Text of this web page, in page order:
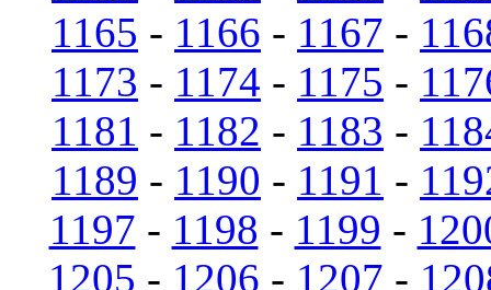
1165 - 1166 - 1167 -
1173 - 1174 - 1175 -
1181 - 1182 - 1183 -
1189 - 1190 - 1191 -
1197 - 1198 - 1199 -
1205 - 1206 - 1207 -